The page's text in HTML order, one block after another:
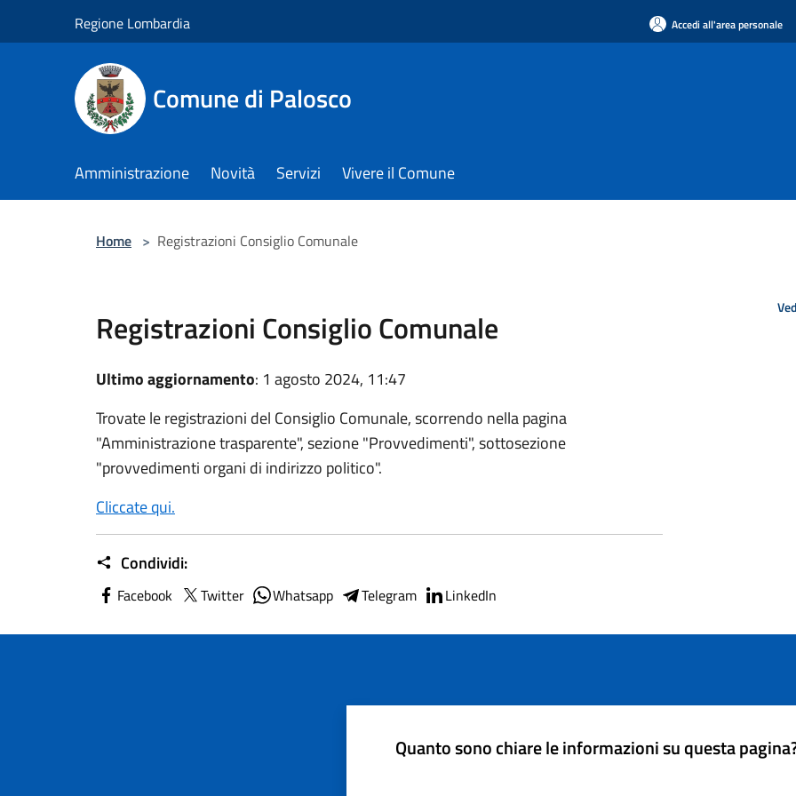
Regione Lombardia Accedi all'area personale
Comune di Palosco
Amministrazione Novità Servizi Vivere il Comune
Home > Registrazioni Consiglio Comunale
Registrazioni Consiglio Comunale
Ultimo aggiornamento: 1 agosto 2024, 11:47
Trovate le registrazioni del Consiglio Comunale, scorrendo nella pagina
"Amministrazione trasparente", sezione "Provvedimenti", sottosezione
"provvedimenti organi di indirizzo politico".
Cliccate qui.
Condividi:
Facebook Twitter Whatsapp Telegram LinkedIn
Quanto sono chiare le informazioni su questa